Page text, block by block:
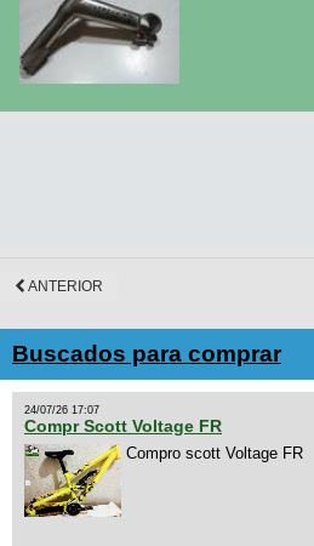
ANTERIOR
Buscados para comprar
24/07/26 17:07
Compr Scott Voltage FR
Compro scott Voltage FR